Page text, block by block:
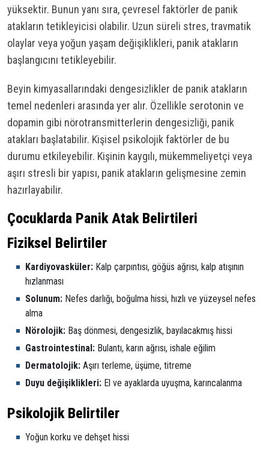
yüksektir. Bunun yanı sıra, çevresel faktörler de panik
atakların tetikleyicisi olabilir. Uzun süreli stres, travmatik
olaylar veya yoğun yaşam değişiklikleri, panik atakların
başlangıcını tetikleyebilir.
Beyin kimyasallarındaki dengesizlikler de panik atakların
temel nedenleri arasında yer alır. Özellikle serotonin ve
dopamin gibi nörotransmitterlerin dengesizliği, panik
atakları başlatabilir. Kişisel psikolojik faktörler de bu
durumu etkileyebilir. Kişinin kaygılı, mükemmeliyetçi veya
aşırı stresli bir yapısı, panik atakların gelişmesine zemin
hazırlayabilir.
Çocuklarda Panik Atak Belirtileri
Fiziksel Belirtiler
Kardiyovasküler: Kalp çarpıntısı, göğüs ağrısı, kalp atışının
hızlanması
Solunum: Nefes darlığı, boğulma hissi, hızlı ve yüzeysel nefes
alma
Nörolojik: Baş dönmesi, dengesizlik, bayılacakmış hissi
Gastrointestinal: Bulantı, karın ağrısı, ishale eğilim
Dermatolojik: Aşırı terleme, üşüme, titreme
Duyu değişiklikleri: El ve ayaklarda uyuşma, karıncalanma
Psikolojik Belirtiler
Yoğun korku ve dehşet hissi